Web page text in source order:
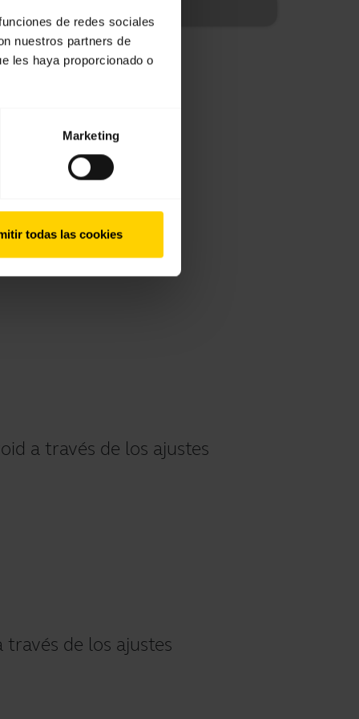
de redes sociales
nuestros partners de
les haya proporcionado o
Marketing
todas las cookies
a través del menú
a través de los ajustes
de los ajustes